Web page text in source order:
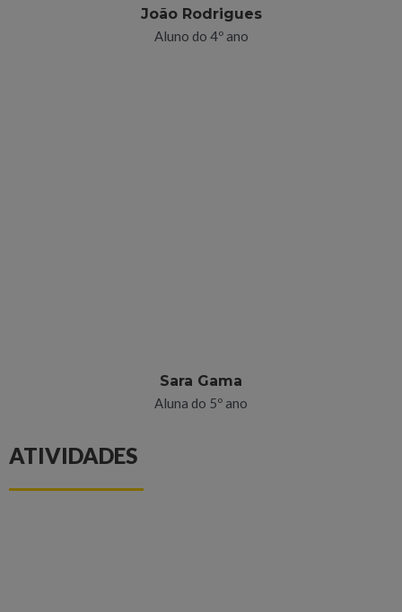
João Rodrigues
Aluno do 4º ano
Sara Gama
Aluna do 5º ano
ATIVIDADES